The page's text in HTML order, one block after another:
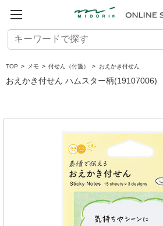
TOP > メモ > 付せん（付箋） > おえかき付せん
おえかき付せん ハムスター柄(19107006)